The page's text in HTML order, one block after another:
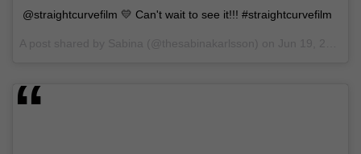
@straightcurvefilm 💛 Can't wait to see it!!! #straightcurvefilm